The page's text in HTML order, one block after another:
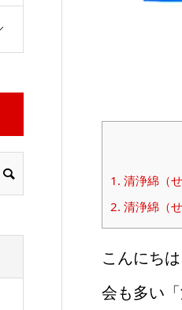
1. 清浄綿（
2. 清浄綿（
こんにち
会も多い